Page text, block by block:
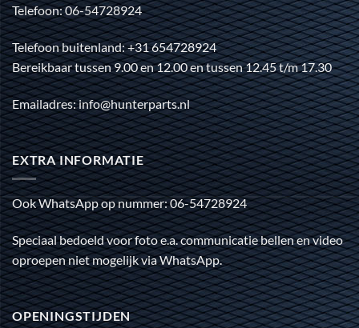
Telefoon: 06-54728924
Telefoon buitenland: +31 654728924
Bereikbaar tussen 9.00 en 12.00 en tussen 12.45 t/m 17.30
Emailadres: info@hunterparts.nl
EXTRA INFORMATIE
Ook WhatsApp op nummer: 06-54728924
Speciaal bedoeld voor foto e.a. communicatie bellen en video
oproepen niet mogelijk via WhatsApp.
OPENINGSTIJDEN